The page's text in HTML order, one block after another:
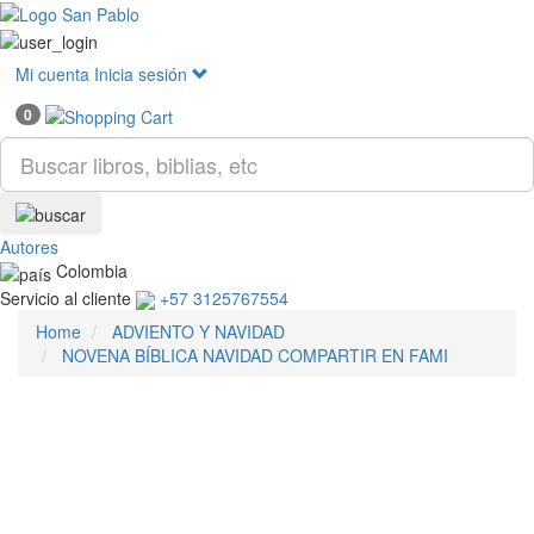
Mi cuenta Inicia sesión
0
Autores
Colombia
Servicio al cliente
+57 3125767554
Home
ADVIENTO Y NAVIDAD
NOVENA BÍBLICA NAVIDAD COMPARTIR EN FAMI